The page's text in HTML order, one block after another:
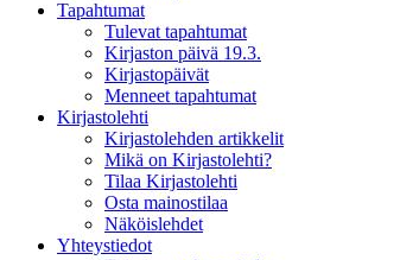
Tapahtumat
Tulevat tapahtumat
Kirjaston päivä 19.3.
Kirjastopäivät
Menneet tapahtumat
Kirjastolehti
Kirjastolehden artikkelit
Mikä on Kirjastolehti?
Tilaa Kirjastolehti
Osta mainostilaa
Näköislehdet
Yhteystiedot